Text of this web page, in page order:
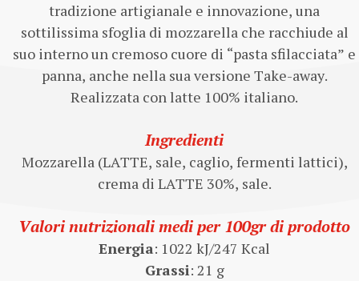
tradizione artigianale e innovazione, una
sottilissima sfoglia di mozzarella che racchiude al
suo interno un cremoso cuore di “pasta sfilacciata” e
panna, anche nella sua versione Take-away.
Realizzata con latte 100% italiano.
Ingredienti
Mozzarella (LATTE, sale, caglio, fermenti lattici),
crema di LATTE 30%, sale.
Valori nutrizionali medi per 100gr di prodotto
Energia: 1022 kJ/247 Kcal
Grassi: 21 g